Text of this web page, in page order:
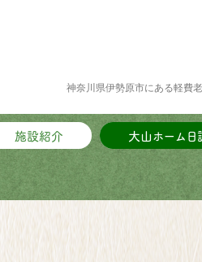
神奈川県伊勢原市にある軽費
施設紹介 大山ホーム日